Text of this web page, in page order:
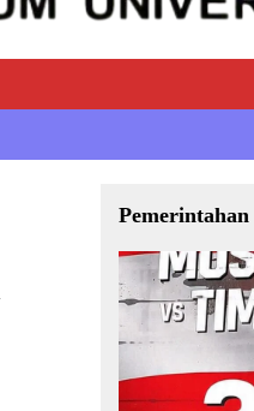
Pemerintahan